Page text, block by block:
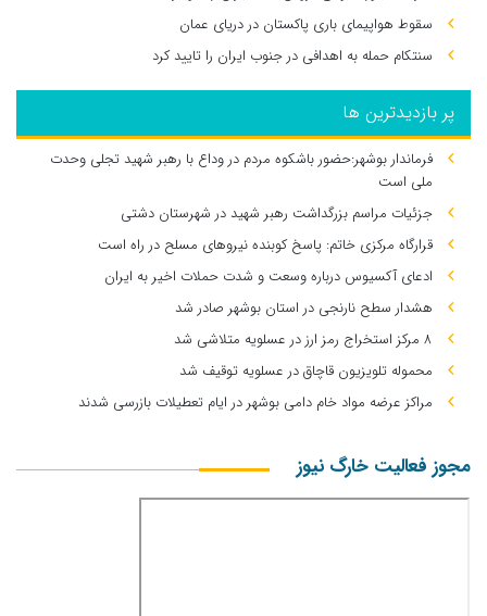
سقوط هواپیمای باری پاکستان در دریای عمان
سنتکام حمله به اهدافی در جنوب ایران را تایید کرد
پر بازدیدترین ها
فرماندار بوشهر:حضور باشکوه مردم در وداع با رهبر شهید تجلی وحدت
ملی است
جزئیات مراسم بزرگداشت رهبر شهید در شهرستان دشتی
قرارگاه مرکزی خاتم: پاسخ کوبنده نیروهای مسلح در راه است
ادعای آکسیوس درباره وسعت و شدت حملات اخیر به ایران
هشدار سطح نارنجی در استان بوشهر صادر شد
۸ مرکز استخراج رمز ارز در عسلویه متلاشی شد
محموله تلویزیون قاچاق در عسلویه توقیف شد
مراکز عرضه مواد خام دامی بوشهر در ایام تعطیلات بازرسی شدند
مجوز فعالیت خارگ نیوز